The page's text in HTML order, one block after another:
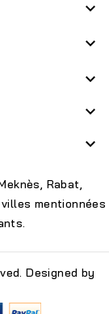





Rabat,
mentionnées
Designed by